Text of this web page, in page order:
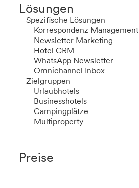
Lösungen
Spezifische Lösungen
Korrespondenz Management
Newsletter Marketing
Hotel CRM
WhatsApp Newsletter
Omnichannel Inbox
Zielgruppen
Urlaubhotels
Businesshotels
Campingplätze
Multiproperty
Preise